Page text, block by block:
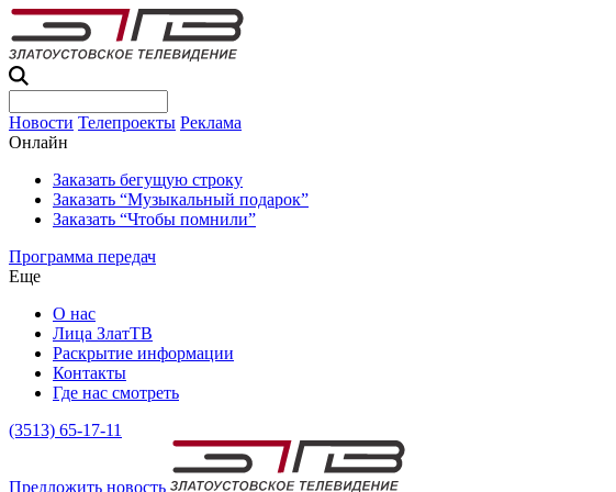
Новости Телепроекты Реклама
Онлайн
Заказать бегущую строку
Заказать “Музыкальный подарок”
Заказать “Чтобы помнили”
Программа передач
Еще
О нас
Лица ЗлатТВ
Раскрытие информации
Контакты
Где нас смотреть
(3513) 65-17-11
Предложить новость